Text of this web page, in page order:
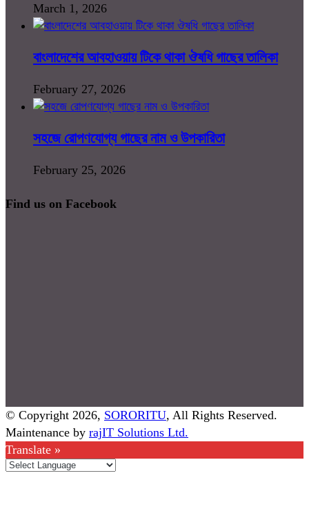
March 1, 2026
বাংলাদেশের আবহাওয়ায় টিকে থাকা ঔষধি গাছের তালিকা
February 27, 2026
সহজে রোপণযোগ্য গাছের নাম ও উপকারিতা
February 25, 2026
Find us on Facebook
© Copyright 2026, SORORITU, All Rights Reserved.
Maintenance by rajIT Solutions Ltd.
Translate »